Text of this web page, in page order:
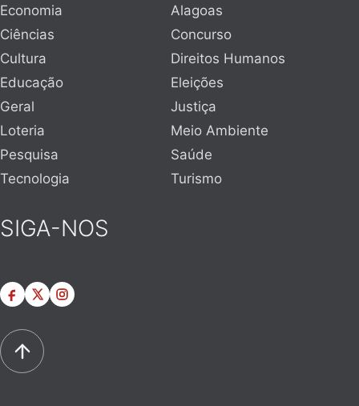
Economia
Alagoas
Ciências
Concurso
Cultura
Direitos Humanos
Educação
Eleições
Geral
Justiça
Loteria
Meio Ambiente
Pesquisa
Saúde
Tecnologia
Turismo
SIGA-NOS